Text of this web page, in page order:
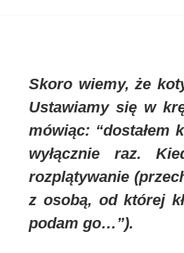
Skoro wiemy, że
Ustawiamy się w
mówiąc: “dostałem
wyłącznie raz.
rozplątywanie
z osobą, od której
podam go…”).